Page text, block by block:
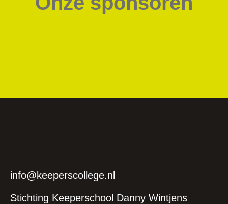
info@keeperscollege.nl
Stichting Keeperschool Danny Wintjens